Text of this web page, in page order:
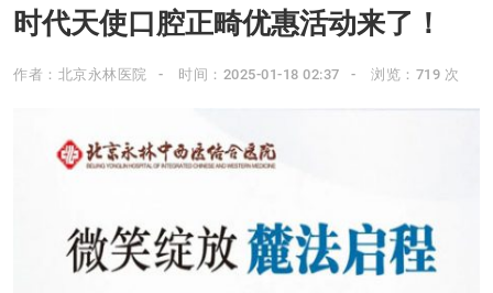
时代天使口腔正畸优惠活动来了！
作者：北京永林医院 时间：2025-01-18 02:37 浏览：719 次